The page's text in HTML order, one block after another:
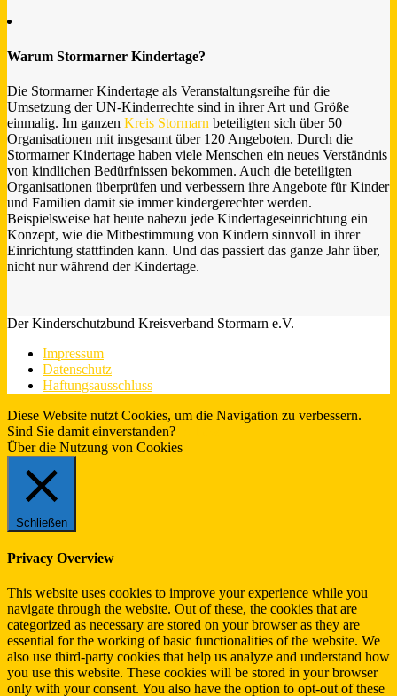
Warum Stormarner Kindertage?
Die Stormarner Kindertage als Veranstaltungsreihe für die
Umsetzung der UN-Kinderrechte sind in ihrer Art und Größe
einmalig. Im ganzen Kreis Stormarn beteiligten sich über 50
Organisationen mit insgesamt über 120 Angeboten. Durch die
Stormarner Kindertage haben viele Menschen ein neues Verständnis
von kindlichen Bedürfnissen bekommen. Auch die beteiligten
Organisationen überprüfen und verbessern ihre Angebote für Kinder
und Familien damit sie immer kindergerechter werden.
Beispielsweise hat heute nahezu jede Kindertageseinrichtung ein
Konzept, wie die Mitbestimmung von Kindern sinnvoll in ihrer
Einrichtung stattfinden kann. Und das passiert das ganze Jahr über,
nicht nur während der Kindertage.
Der Kinderschutzbund Kreisverband Stormarn e.V.
Impressum
Datenschutz
Haftungsausschluss
Diese Website nutzt Cookies, um die Navigation zu verbessern.
Sind Sie damit einverstanden?
Über die Nutzung von Cookies
Schließen
Privacy Overview
This website uses cookies to improve your experience while you
navigate through the website. Out of these, the cookies that are
categorized as necessary are stored on your browser as they are
essential for the working of basic functionalities of the website. We
also use third-party cookies that help us analyze and understand how
you use this website. These cookies will be stored in your browser
only with your consent. You also have the option to opt-out of these